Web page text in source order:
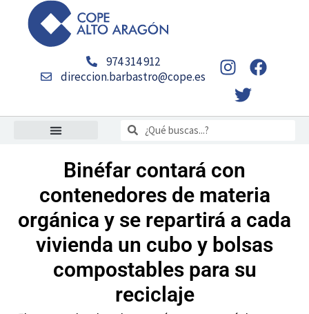
contenido
974 314 912
direccion.barbastro@cope.es
I
n
s
t
r
a
m
F
a
e
k
T
w
i
t
r
BuscarBuscar
Binéfar contará con
contenedores de materia
orgánica y se repartirá a cada
vivienda un cubo y bolsas
compostables para su
reciclaje